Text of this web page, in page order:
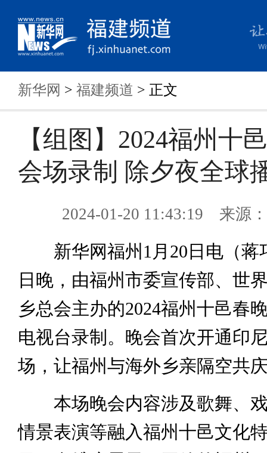
新华网 > 福建频道 > 正文
【组图】2024福州十
会场录制 除夕夜全球
2024-01-20 11:43:19 来源
新华网福州1月20日电（蒋
日晚，由福州市委宣传部、世
乡总会主办的2024福州十邑春
电视台录制。晚会首次开通印
场，让福州与海外乡亲隔空共
本场晚会内容涉及歌舞、戏
情景表演等融入福州十邑文化